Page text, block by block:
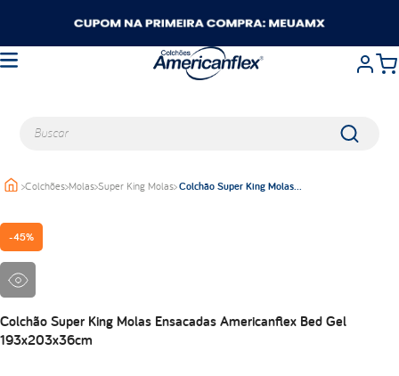
Buscar
>Colchões>Molas>Super King Molas>Colchão Super King Molas
-45%
Colchão Super King Molas Ensacadas Americanflex Bed Gel
193x203x36cm
TERMOS MAIS BUSCADOS
travesseiros
balance